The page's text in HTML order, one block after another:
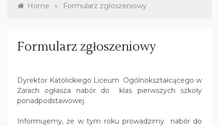
Home » Formularz zgłoszeniowy
Formularz zgłoszeniowy
Dyrektor Katolickiego Liceum Ogólnokształcącego w
Żarach ogłasza nabór do klas pierwszych szkoły
ponadpodstawowej.
Informujemy, że w tym roku prowadzimy nabór do